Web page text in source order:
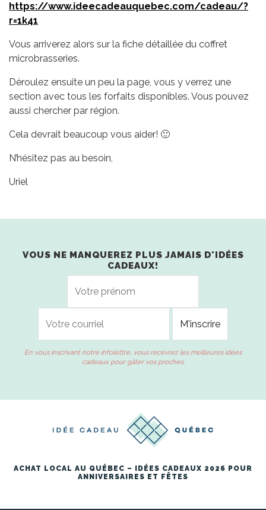
https://www.ideecadeauquebec.com/cadeau/?
r=1k41
Vous arriverez alors sur la fiche détaillée du coffret
microbrasseries.
Déroulez ensuite un peu la page, vous y verrez une
section avec tous les forfaits disponibles. Vous pouvez
aussi chercher par région.
Cela devrait beaucoup vous aider! 🙂
N’hésitez pas au besoin,
Uriel
VOUS NE MANQUEREZ PLUS JAMAIS D'IDÉES
CADEAUX!
En vous inscrivant notre infolettre, vous recevrez les meilleures idées
cadeaux pour gâter vos proches.
ACHAT LOCAL AU QUÉBEC – IDÉES CADEAUX 2026 POUR
ANNIVERSAIRES ET FÊTES